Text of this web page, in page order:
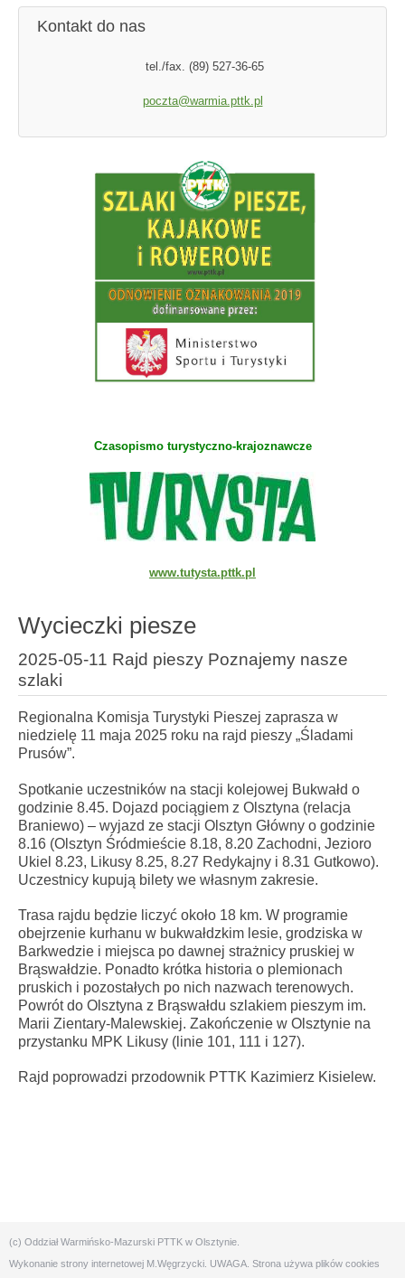
Kontakt do nas
tel./fax. (89) 527-36-65
poczta@warmia.pttk.pl
Czasopismo turystyczno-krajoznawcze
www.tutysta.pttk.pl
Wycieczki piesze
2025-05-11 Rajd pieszy Poznajemy nasze
szlaki
Regionalna Komisja Turystyki Pieszej zaprasza w
niedzielę 11 maja 2025 roku na rajd pieszy „Śladami
Prusów”.
Spotkanie uczestników na stacji kolejowej Bukwałd o
godzinie 8.45. Dojazd pociągiem z Olsztyna (relacja
Braniewo) – wyjazd ze stacji Olsztyn Główny o godzinie
8.16 (Olsztyn Śródmieście 8.18, 8.20 Zachodni, Jezioro
Ukiel 8.23, Likusy 8.25, 8.27 Redykajny i 8.31 Gutkowo).
Uczestnicy kupują bilety we własnym zakresie.
Trasa rajdu będzie liczyć około 18 km. W programie
obejrzenie kurhanu w bukwałdzkim lesie, grodziska w
Barkwedzie i miejsca po dawnej strażnicy pruskiej w
Brąswałdzie. Ponadto krótka historia o plemionach
pruskich i pozostałych po nich nazwach terenowych.
Powrót do Olsztyna z Brąswałdu szlakiem pieszym im.
Marii Zientary-Malewskiej. Zakończenie w Olsztynie na
przystanku MPK Likusy (linie 101, 111 i 127).
Rajd poprowadzi przodownik PTTK Kazimierz Kisielew.
(c) Oddział Warmińsko-Mazurski PTTK w Olsztynie.
Wykonanie strony internetowej M.Węgrzycki . UWAGA. Strona używa plików cookies